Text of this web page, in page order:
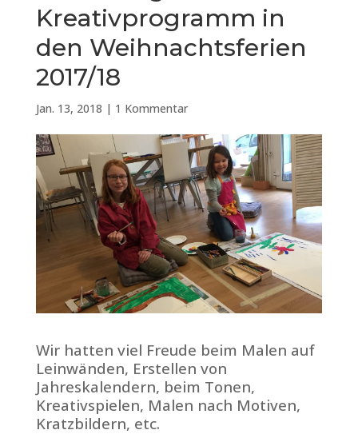
Kreativprogramm in
den Weihnachtsferien
2017/18
Jan. 13, 2018 | 1 Kommentar
Wir hatten viel Freude beim Malen auf
Leinwänden, Erstellen von
Jahreskalendern, beim Tonen,
Kreativspielen, Malen nach Motiven,
Kratzbildern, etc.